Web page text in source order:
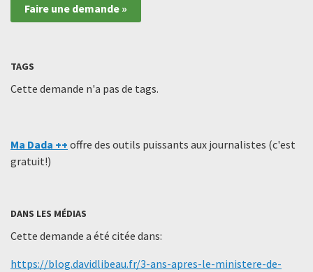
Faire une demande »
TAGS
Cette demande n'a pas de tags.
Ma Dada ++ offre des outils puissants aux journalistes (c'est
gratuit!)
DANS LES MÉDIAS
Cette demande a été citée dans:
https://blog.davidlibeau.fr/3-ans-apres-le-ministere-de-